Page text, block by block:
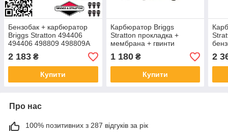
Бензобак + карбюратор
Briggs Stratton 494406
494406 498809 498809A
9B900 для STH Viking Efco
LR 48PBQ Alpina MTD
McCulloch
2 183 ₴
Купити
Карбюратор Briggs
Stratton прокладка +
мембрана + гвинти
498809 498809A 497619
96900 98900 9B900
798758 498811 795477
00030002656
1 180₴
Купити
55
2
Про нас
100% позитивних з 287 відгуків за рік